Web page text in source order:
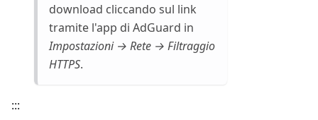
download cliccando sul link
tramite l'app di AdGuard in
Impostazioni → Rete → Filtraggio
HTTPS.
:::